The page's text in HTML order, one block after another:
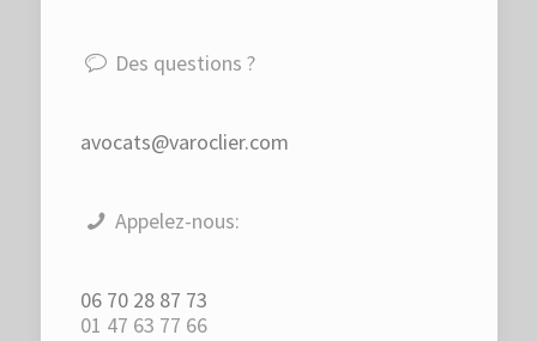
Des questions ?
avocats@varoclier.com
Appelez-nous:
06 70 28 87 73
01 47 63 77 66